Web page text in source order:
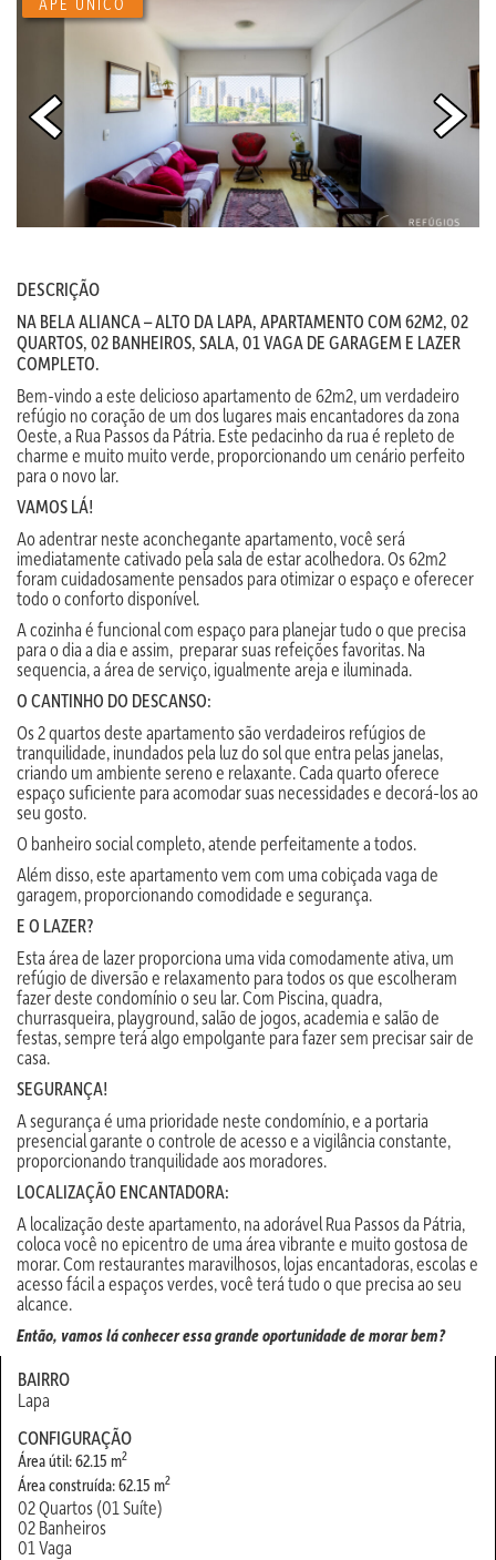
DESCRIÇÃO
NA BELA ALIANCA – ALTO DA LAPA, APARTAMENTO COM 62M2, 02
QUARTOS, 02 BANHEIROS, SALA, 01 VAGA DE GARAGEM E LAZER
COMPLETO.
Bem-vindo a este delicioso apartamento de 62m2, um verdadeiro
refúgio no coração de um dos lugares mais encantadores da zona
Oeste, a Rua Passos da Pátria. Este pedacinho da rua é repleto de
charme e muito muito verde, proporcionando um cenário perfeito
para o novo lar.
VAMOS LÁ!
Ao adentrar neste aconchegante apartamento, você será
imediatamente cativado pela sala de estar acolhedora. Os 62m2
foram cuidadosamente pensados para otimizar o espaço e oferecer
todo o conforto disponível.
A cozinha é funcional com espaço para planejar tudo o que precisa
para o dia a dia e assim, preparar suas refeições favoritas. Na
sequencia, a área de serviço, igualmente areja e iluminada.
O CANTINHO DO DESCANSO:
Os 2 quartos deste apartamento são verdadeiros refúgios de
tranquilidade, inundados pela luz do sol que entra pelas janelas,
criando um ambiente sereno e relaxante. Cada quarto oferece
espaço suficiente para acomodar suas necessidades e decorá-los ao
seu gosto.
O banheiro social completo, atende perfeitamente a todos.
Além disso, este apartamento vem com uma cobiçada vaga de
garagem, proporcionando comodidade e segurança.
E O LAZER?
Esta área de lazer proporciona uma vida comodamente ativa, um
refúgio de diversão e relaxamento para todos os que escolheram
fazer deste condomínio o seu lar. Com Piscina, quadra,
churrasqueira, playground, salão de jogos, academia e salão de
festas, sempre terá algo empolgante para fazer sem precisar sair de
casa.
SEGURANÇA!
A segurança é uma prioridade neste condomínio, e a portaria
presencial garante o controle de acesso e a vigilância constante,
proporcionando tranquilidade aos moradores.
LOCALIZAÇÃO ENCANTADORA:
A localização deste apartamento, na adorável Rua Passos da Pátria,
coloca você no epicentro de uma área vibrante e muito gostosa de
morar. Com restaurantes maravilhosos, lojas encantadoras, escolas e
acesso fácil a espaços verdes, você terá tudo o que precisa ao seu
alcance.
Então, vamos lá conhecer essa grande oportunidade de morar bem?
BAIRRO
Lapa
CONFIGURAÇÃO
Área útil: 62.15 m2
Área construída: 62.15 m2
02 Quartos (01 Suíte)
02 Banheiros
01 Vaga